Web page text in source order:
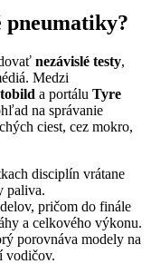
nezávislé testy,
Medzi
a portálu Tyre
na správanie
ciest, cez mokro,
disciplín vrátane
paliva.
pričom do finále
a celkového výkonu.
porovnáva modely na
vodičov.